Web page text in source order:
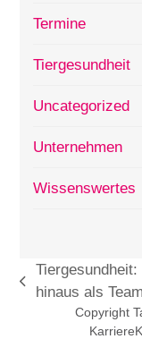
Termine
Tiergesundheit
Uncategorized
Unternehmen
Wissenswertes
vorheriger
Tiergesundheit:
hinaus als Team
Copyright
Karriere